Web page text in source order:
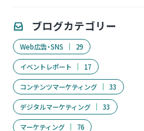
ブログカテゴリー
Web広告・SNS 29
イベントレポート 17
コンテンツマーケティング 33
デジタルマーケティング 33
マーケティング 76